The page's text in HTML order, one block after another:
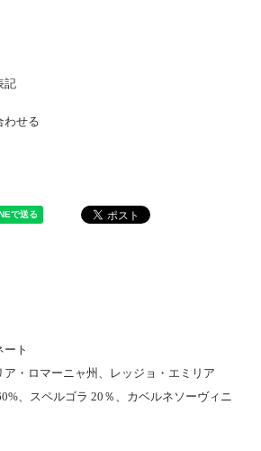
記
わせる
ト
・ロマーニャ州、レッジョ・エミリア
、スペルゴラ 20％、カベルネソーヴィニ